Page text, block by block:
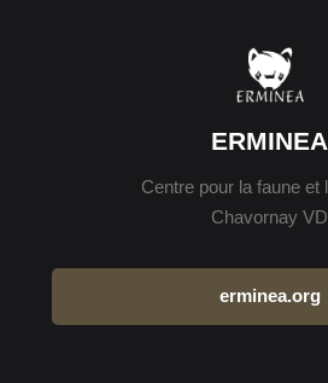
ERMINEA
Centre pour la faune et
Chavornay VD
erminea.org